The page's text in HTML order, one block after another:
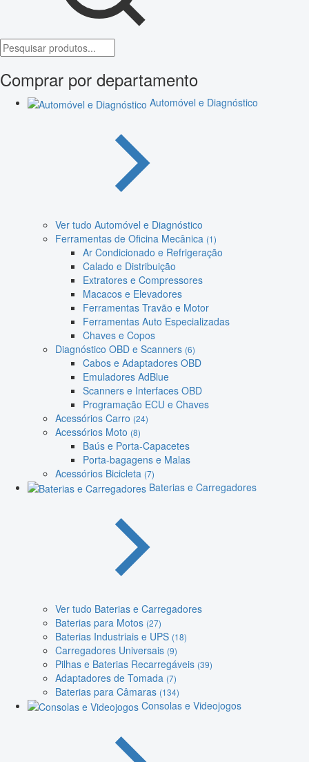
Comprar por departamento
Automóvel e Diagnóstico
Ver tudo Automóvel e Diagnóstico
Ferramentas de Oficina Mecânica (1)
Ar Condicionado e Refrigeração
Calado e Distribuição
Extratores e Compressores
Macacos e Elevadores
Ferramentas Travão e Motor
Ferramentas Auto Especializadas
Chaves e Copos
Diagnóstico OBD e Scanners (6)
Cabos e Adaptadores OBD
Emuladores AdBlue
Scanners e Interfaces OBD
Programação ECU e Chaves
Acessórios Carro (24)
Acessórios Moto (8)
Baús e Porta-Capacetes
Porta-bagagens e Malas
Acessórios Bicicleta (7)
Baterias e Carregadores
Ver tudo Baterias e Carregadores
Baterias para Motos (27)
Baterias Industriais e UPS (18)
Carregadores Universais (9)
Pilhas e Baterias Recarregáveis (39)
Adaptadores de Tomada (7)
Baterias para Câmaras (134)
Consolas e Videojogos